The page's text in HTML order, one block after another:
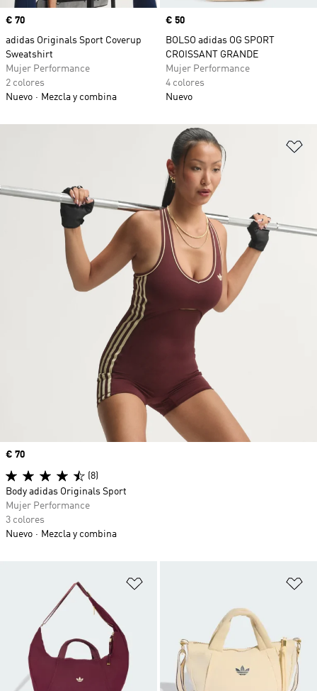
Precio
€ 70
adidas Originals Sport Coverup
Sweatshirt
Mujer Performance
2 colores
Nuevo
Mezcla y combina
Precio
€ 50
BOLSO adidas OG SPORT
CROISSANT GRANDE
Mujer Performance
4 colores
Nuevo
Precio
€ 70
(8)
Body adidas Originals Sport
Mujer Performance
3 colores
Nuevo
Mezcla y combina